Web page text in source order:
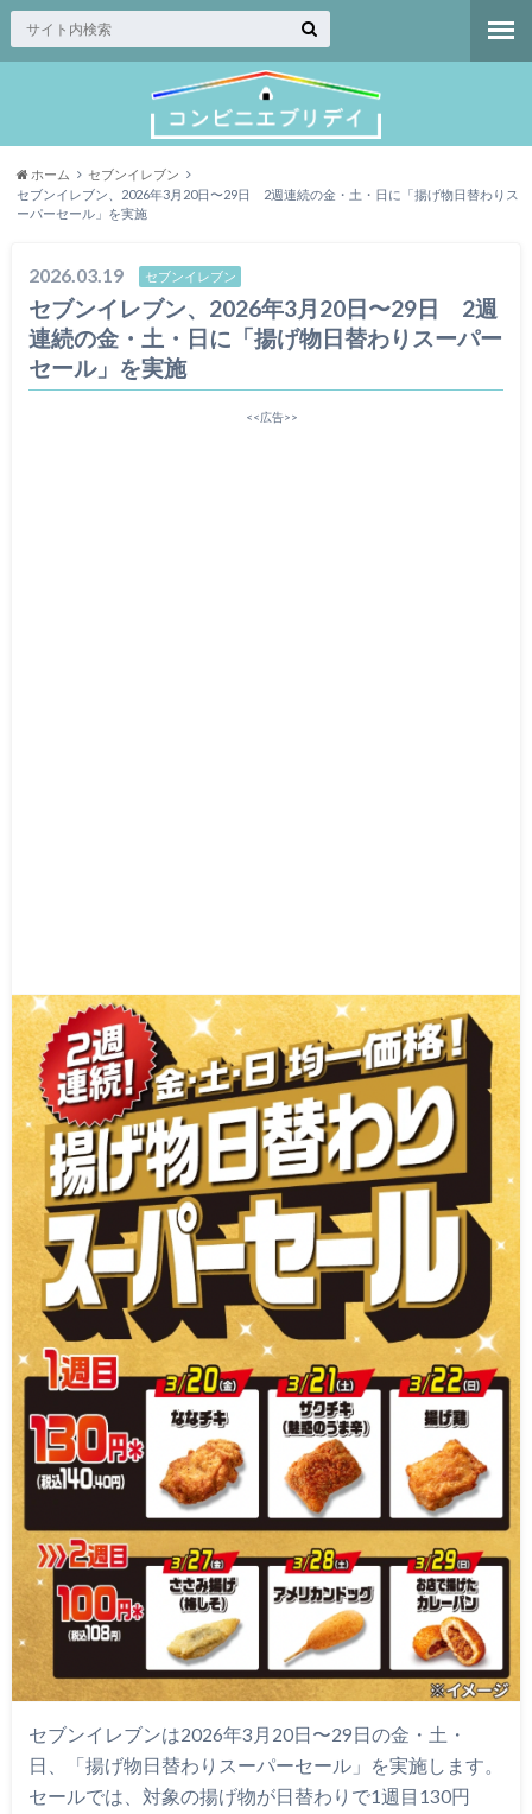
ホーム
セブンイレブン
セブンイレブン、2026年3月20日〜29日 2週連続の金・土・日に「揚げ物日替わりス
ーパーセール」を実施
2026.03.19 セブンイレブン
セブンイレブン、2026年3月20日〜29日 2週
連続の金・土・日に「揚げ物日替わりスーパー
セール」を実施
<<広告>>
セブンイレブンは2026年3月20日〜29日の金・土・
日、「揚げ物日替わりスーパーセール」を実施します。
セールでは、対象の揚げ物が日替わりで1週目130円